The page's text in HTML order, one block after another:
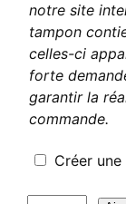
notre site
tampon
celles-ci
forte
garantir la
commande.
Créer